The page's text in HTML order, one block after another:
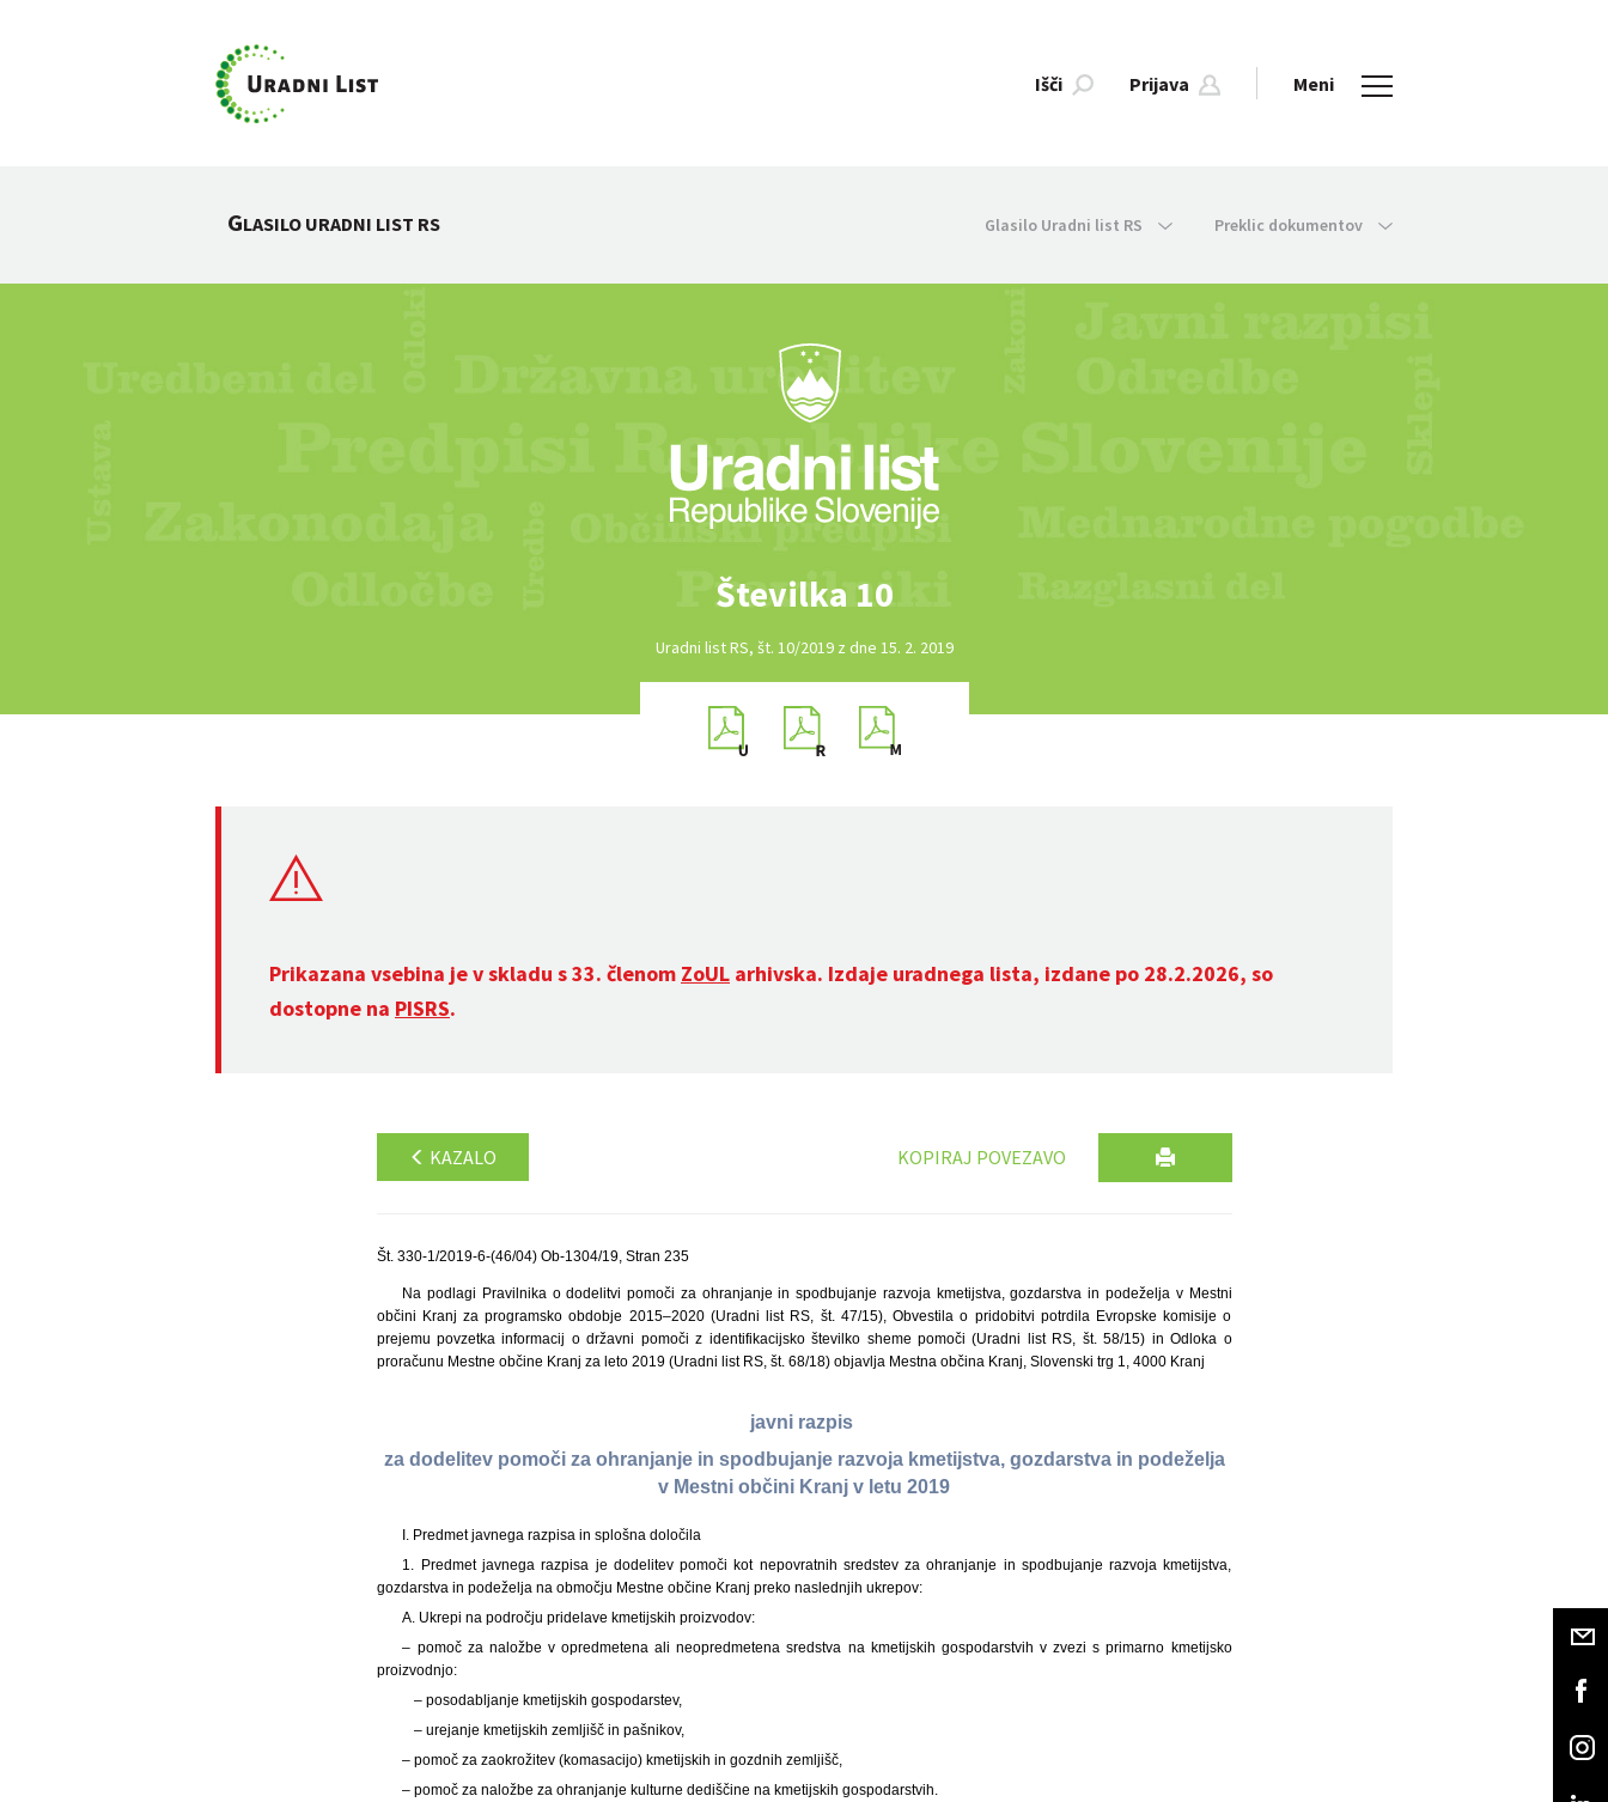
Išči Prijava Meni
GLASILO URADNI LIST RS Glasilo Uradni list RS Preklic dokumentov
Številka 10
Uradni list RS, št. 10/2019 z dne 15. 2. 2019
Prikazana vsebina je v skladu s 33. členom ZoUL arhivska. Izdaje uradnega lista, izdane po 28.2.2026, so
dostopne na PISRS.
KAZALO KOPIRAJ POVEZAVO
Št. 330-1/2019-6-(46/04) Ob-1304/19, Stran 235
Na podlagi Pravilnika o dodelitvi pomoči za ohranjanje in spodbujanje razvoja kmetijstva, gozdarstva in podeželja v Mestni
občini Kranj za programsko obdobje 2015–2020 (Uradni list RS, št. 47/15), Obvestila o pridobitvi potrdila Evropske komisije o
prejemu povzetka informacij o državni pomoči z identifikacijsko številko sheme pomoči (Uradni list RS, št. 58/15) in Odloka o
proračunu Mestne občine Kranj za leto 2019 (Uradni list RS, št. 68/18) objavlja Mestna občina Kranj, Slovenski trg 1, 4000 Kranj
javni razpis
za dodelitev pomoči za ohranjanje in spodbujanje razvoja kmetijstva, gozdarstva in podeželja
v Mestni občini Kranj v letu 2019
I. Predmet javnega razpisa in splošna določila
1. Predmet javnega razpisa je dodelitev pomoči kot nepovratnih sredstev za ohranjanje in spodbujanje razvoja kmetijstva,
gozdarstva in podeželja na območju Mestne občine Kranj preko naslednjih ukrepov:
A. Ukrepi na področju pridelave kmetijskih proizvodov:
– pomoč za naložbe v opredmetena ali neopredmetena sredstva na kmetijskih gospodarstvih v zvezi s primarno kmetijsko
proizvodnjo:
– posodabljanje kmetijskih gospodarstev,
– urejanje kmetijskih zemljišč in pašnikov,
– pomoč za zaokrožitev (komasacijo) kmetijskih in gozdnih zemljišč,
– pomoč za naložbe za ohranjanje kulturne dediščine na kmetijskih gospodarstvih.